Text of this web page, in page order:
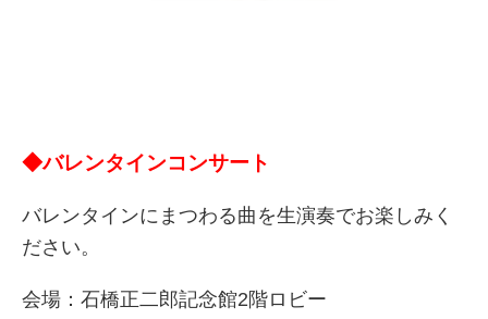
◆バレンタインコンサート
バレンタインにまつわる曲を生演奏でお楽しみく
ださい。
会場：石橋正二郎記念館2階ロビー